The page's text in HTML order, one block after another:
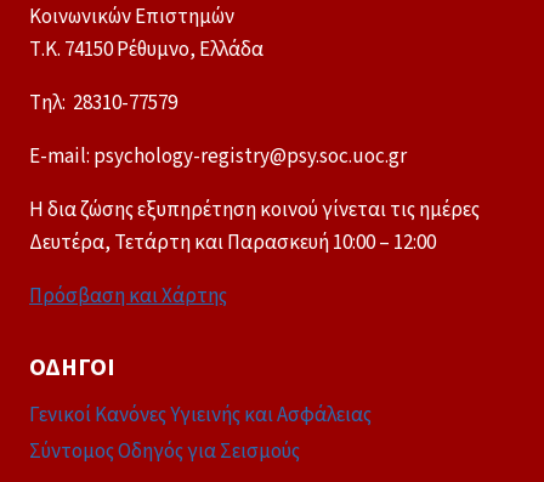
Κοινωνικών Επιστημών
Τ.Κ. 74150 Ρέθυμνο, Ελλάδα
Tηλ: 28310-77579
E-mail: psychology-registry@psy.soc.uoc.gr
Η δια ζώσης εξυπηρέτηση κοινού γίνεται τις ημέρες
Δευτέρα, Τετάρτη και Παρασκευή 10:00 – 12:00
Πρόσβαση και Χάρτης
ΟΔΗΓΟΊ
Γενικοί Κανόνες Υγιεινής και Ασφάλειας
Σύντομος Οδηγός για Σεισμούς